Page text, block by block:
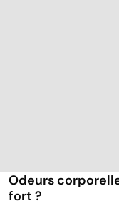
Odeurs
fort ?